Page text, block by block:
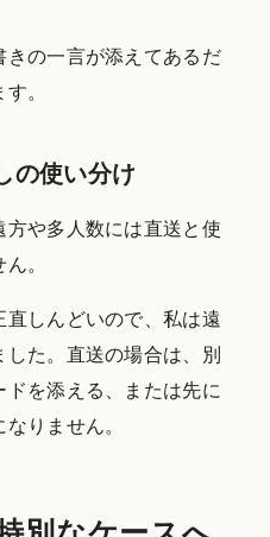
の一言が添えてあるだ
。
の使い分け
や多人数には直送と使
。
しんどいので、私は遠
た。直送の場合は、別
を添える、または先に
りません。